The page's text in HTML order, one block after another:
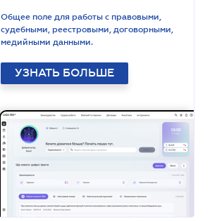
Общее поле для работы с правовыми,
судебными, реестровыми, договорными,
медийными данными.
УЗНАТЬ БОЛЬШЕ